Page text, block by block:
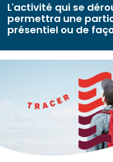
L'activité qui se
permettra une
présentiel ou de